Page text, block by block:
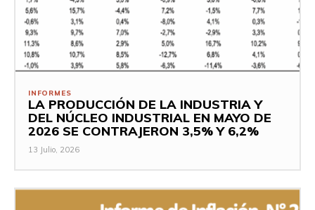
INFORMES
LA PRODUCCIÓN DE LA INDUSTRIA Y
DEL NÚCLEO INDUSTRIAL EN MAYO DE
2026 SE CONTRAJERON 3,5% Y 6,2%
13 Julio, 2026